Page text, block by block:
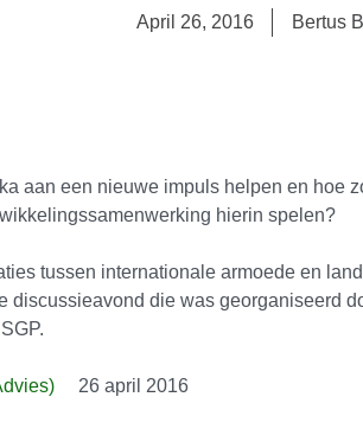
April 26, 2016 Bertus
aan een nieuwe impuls helpen en hoe
hierin spelen?
tussen internationale armoede en
discussieavond die was georganiseerd
26 april 2016